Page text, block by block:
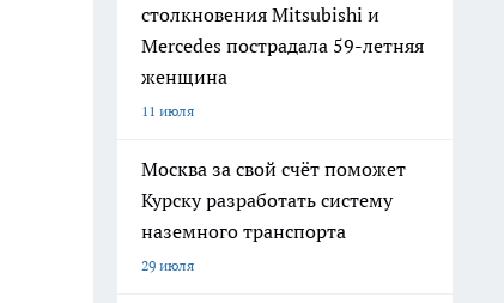
столкновения Mitsubishi и
Mercedes пострадала 59-летняя
женщина
11 июля
Москва за свой счёт поможет
Курску разработать систему
наземного транспорта
29 июля